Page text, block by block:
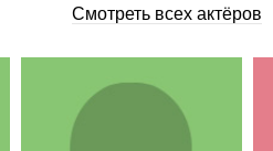
Смотреть всех актёров